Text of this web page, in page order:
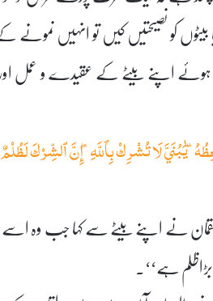
کو نصیحتیں کیں تو انہیں نمونے
اپنے بیٹے کے عقیدے و عمل
يَٰبُنَيَّ لَا تُشۡرِكۡ بِٱللَّهِۖ إِنَّ ٱلشِّرۡكَ
نے اپنے بیٹے سے کہا جب وہ اسے
ہے‘‘۔